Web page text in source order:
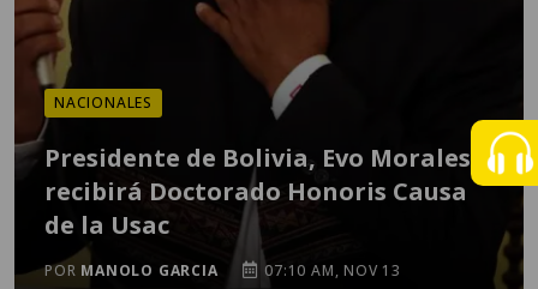
NACIONALES
Presidente de Bolivia, Evo Morales,
recibirá Doctorado Honoris Causa
de la Usac
POR MANOLO GARCIA 07:10 AM, NOV 13